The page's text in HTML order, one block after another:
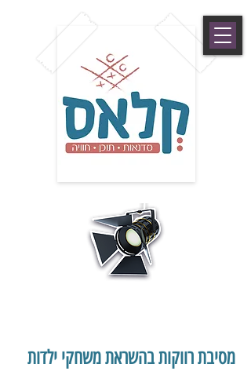
מסיבת רווקות בהשראת משחקי ילדות